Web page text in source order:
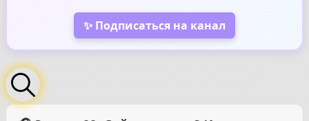
✨ Подписаться на канал